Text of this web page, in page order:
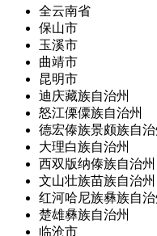
全云南省
保山市
玉溪市
曲靖市
昆明市
迪庆藏族自治州
怒江傈僳族自治州
德宏傣族景颇族自治
大理白族自治州
西双版纳傣族自治州
文山壮族苗族自治州
红河哈尼族彝族自治
楚雄彝族自治州
临沧市